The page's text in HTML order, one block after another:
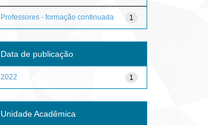
1
Professores - formação continuada
Data de publicação
1
2022
Unidade Acadêmica